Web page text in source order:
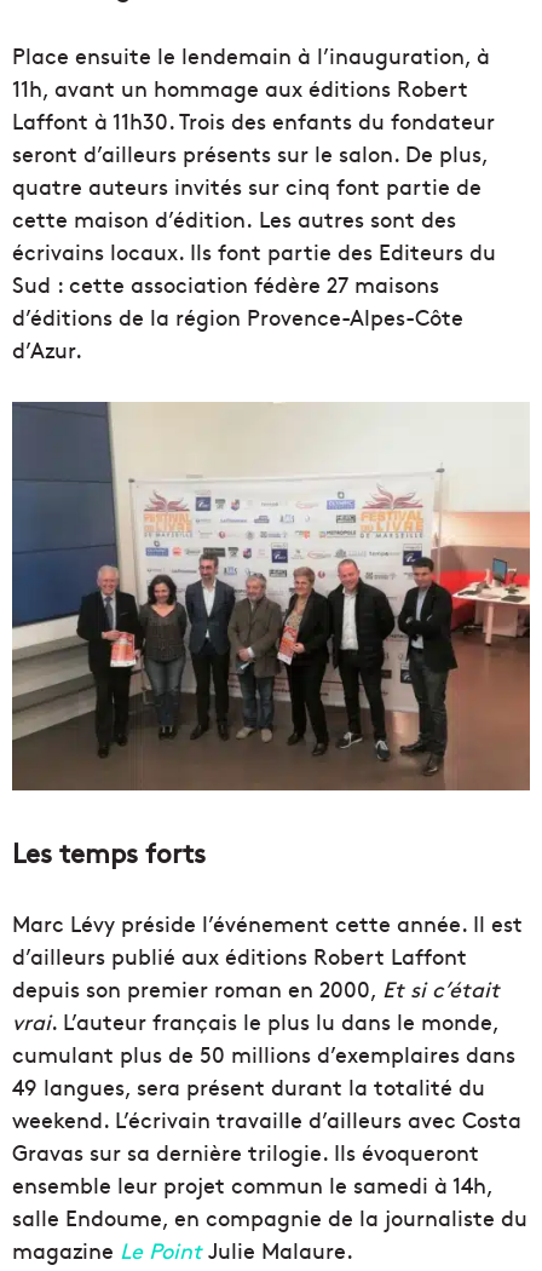
Place ensuite le lendemain à l’inauguration, à
11h, avant un hommage aux éditions Robert
Laffont à 11h30. Trois des enfants du fondateur
seront d’ailleurs présents sur le salon. De plus,
quatre auteurs invités sur cinq font partie de
cette maison d’édition. Les autres sont des
écrivains locaux. Ils font partie des Editeurs du
Sud : cette association fédère 27 maisons
d’éditions de la région Provence-Alpes-Côte
d’Azur.
Les temps forts
Marc Lévy préside l’événement cette année. Il est
d’ailleurs publié aux éditions Robert Laffont
depuis son premier roman en 2000, Et si c’était
vrai. L’auteur français le plus lu dans le monde,
cumulant plus de 50 millions d’exemplaires dans
49 langues, sera présent durant la totalité du
weekend. L’écrivain travaille d’ailleurs avec Costa
Gravas sur sa dernière trilogie. Ils évoqueront
ensemble leur projet commun le samedi à 14h,
salle Endoume, en compagnie de la journaliste du
magazine Le PointJulie Malaure.